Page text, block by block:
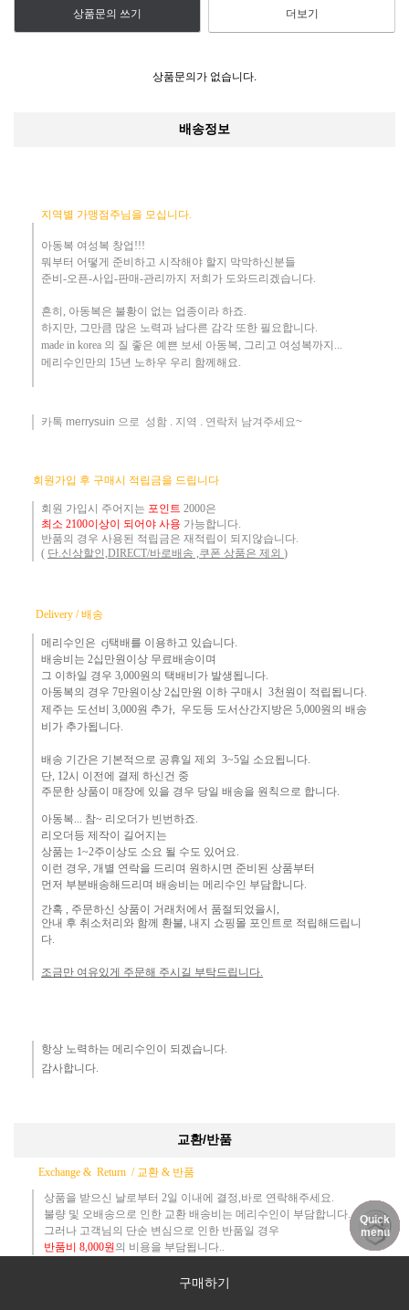
상품문의 쓰기 더보기
상품문의가 없습니다.
배송정보
지역별 가맹점주님을 모십니다.
아동복 여성복 창업!!!
뭐부터 어떻게 준비하고 시작해야 할지 막막하신분들
준비-오픈-사입-판매-관리까지 저희가 도와드리겠습니다.
흔히 , 아동복은 불황이 없는 업종이라 하죠.
하지만, 그만큼 많은 노력과 남다른 감각 또한 필요합니다.
made in korea 의 질 좋은 예쁜 보세 아동복, 그리고 여성복까지...
메리수인만의 15년 노하우 ​우리 함께해요.
카톡 merrysuin 으로 성함 . 지역 . 연락처 남겨주세요~
회원가입 후 구매시 적립금을 드립니다
회원 가입시 주어지는 포인트 2000은
최소 2100이상이 되어야 사용 가능합니다.
반품의 경우 사용된 적립금은 재적립이 되지않습니다.
( 단.신상할인,DIRECT/바로배송 ,쿠폰 상품은 제외 )
Delivery / 배송
메리수인은 cj택배를 이용하고 있습니다.
배송비는 2십만원이상 무료배송이며
그 이하일 경우 3,000원 의 택배비 가 발생됩니다.
아동복의 경우 7만원 이상 2십만원 이하 구매시 3천원이 적립됩니다.
제주는 도선비 3,000원 추가, 우도등 도서산간지방은 5,000원의 배송
비가 추가됩니다.
배송 기간은 기본적으로 공휴일 제외 3~5일 소요됩니다.
단, 12시 이전에 결제 하신건 중 ​
주문한 상품이 매장에 있을 경우 당일 배송을 원칙으로 합니다.
아동복... 참~ 리오더가 빈번하죠.​
리오더등 제작이 길어지는
상품는 1~2주이상도 소요 될 수도 있어요.
이런 경우, 개별 연락을 드리며 원하시면 준비된 상품부터
먼 저 부분배송해드리며 배송비는 메리수인 부담합니다.
간혹 , 주문하신 상품이 거래처에서 품절되었을시,
안내 후 취소처리와 함께 환불, 내지 쇼핑몰 포인트로 적립해드립니
다.
조금만 여유있게 주문해 주시길 부탁드립니다.
항상 노력하는 메리수인이 되겠습니다.​
감사합니다.​
교환/반품
Exchange & Return / 교환 & 반품
상품을 받으신 날로부터 2일 이내에 결정,바로 연락해주세요.
불량 및 오배송으로 인한 교환 배송비는 메리수인이 부담합니다.
그러나 고객님의 단순 변심으로 인한 반품일 경우
반품비 8,000원 의 비용을 부담됩니다..
구매하기
NOTICE
MY PAGE
DELIVERY
Quick
menu